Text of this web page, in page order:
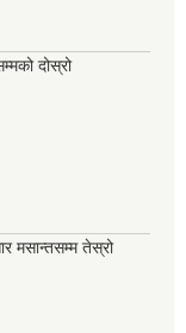
दोस्रो
मसान्तसम्म तेस्रो